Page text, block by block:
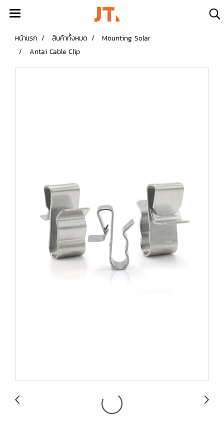
หน้าแรก สินค้าทั้งหมด
Mounting Solar
Antai Cable Clip